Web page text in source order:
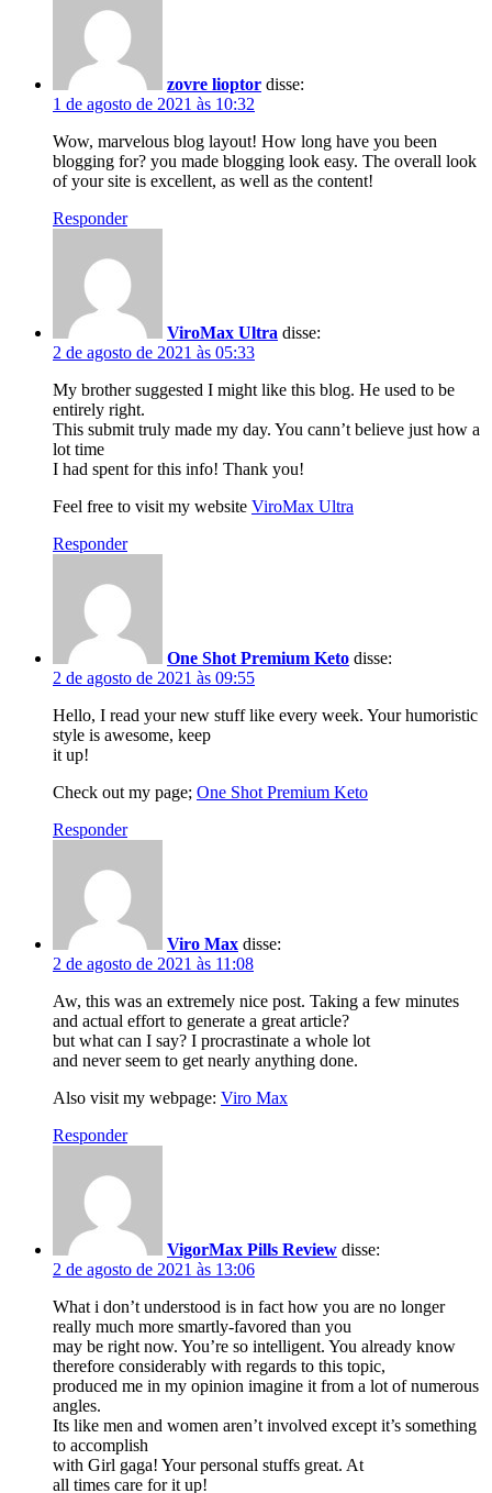
zovre lioptor disse:
1 de agosto de 2021 às 10:32
Wow, marvelous blog layout! How long have you been
blogging for? you made blogging look easy. The overall look
of your site is excellent, as well as the content!
Responder
ViroMax Ultra disse:
2 de agosto de 2021 às 05:33
My brother suggested I might like this blog. He used to be
entirely right.
This submit truly made my day. You cann’t believe just how a
lot time
I had spent for this info! Thank you!
Feel free to visit my website ViroMax Ultra
Responder
One Shot Premium Keto disse:
2 de agosto de 2021 às 09:55
Hello, I read your new stuff like every week. Your humoristic
style is awesome, keep
it up!
Check out my page; One Shot Premium Keto
Responder
Viro Max disse:
2 de agosto de 2021 às 11:08
Aw, this was an extremely nice post. Taking a few minutes
and actual effort to generate a great article?
but what can I say? I procrastinate a whole lot
and never seem to get nearly anything done.
Also visit my webpage: Viro Max
Responder
VigorMax Pills Review disse:
2 de agosto de 2021 às 13:06
What i don’t understood is in fact how you are no longer
really much more smartly-favored than you
may be right now. You’re so intelligent. You already know
therefore considerably with regards to this topic,
produced me in my opinion imagine it from a lot of numerous
angles.
Its like men and women aren’t involved except it’s something
to accomplish
with Girl gaga! Your personal stuffs great. At
all times care for it up!